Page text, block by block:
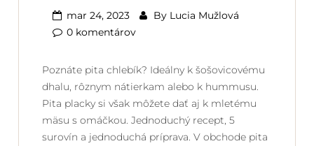
mar 24, 2023 By Lucia Mužlová
0 komentárov
Poznáte pita chlebík? Ideálny k šošovicovému
dhalu, rôznym nátierkam alebo k hummusu.
Pita placky si však môžete dať aj k mletému
mäsu s omáčkou. Jednoduchý recept, 5
surovín a jednoduchá príprava. V obchode pita